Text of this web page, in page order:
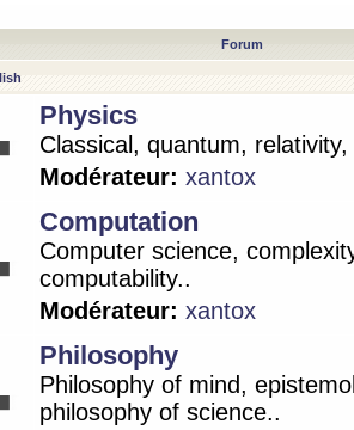
Forum
Physics
Classical, quantum,
Modérateur: xantox
Computation
Computer science,
computability..
Modérateur: xantox
Philosophy
Philosophy of mind,
philosophy of science..